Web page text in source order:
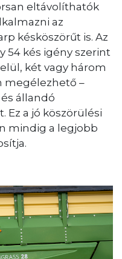
eltávolíthatók
az
késköszörűt is. Az
54 kés igény szerint
két vagy három
megélezhető –
állandó
Ez a jó köszörülési
mindig a legjobb